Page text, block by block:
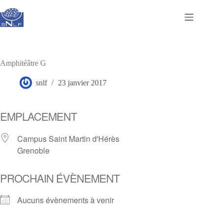
au
contenu
Amphitéâtre G
snlf 23 janvier 2017
EMPLACEMENT
Campus Saint Martin d'Hérès
Grenoble
PROCHAIN ÉVÈNEMENT
Aucuns évènements à venir